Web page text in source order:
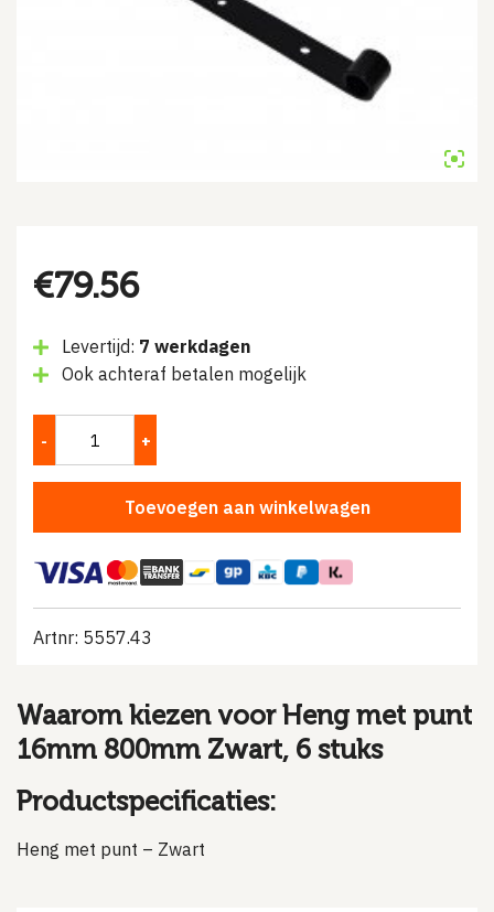
€79.56
Levertijd: 7 werkdagen
Ook achteraf betalen mogelijk
Toevoegen aan winkelwagen
Artnr: 5557.43
Waarom kiezen voor Heng met punt
16mm 800mm Zwart, 6 stuks
Productspecificaties:
Heng met punt – Zwart